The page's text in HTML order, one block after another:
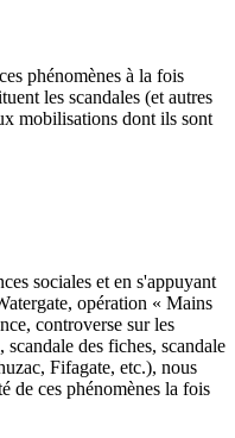
phénomènes à la fois
les scandales (et autres
mobilisations dont ils sont
sociales et en s'appuyant
opération « Mains
controverse sur les
des fiches, scandale
Fifagate, etc.), nous
de ces phénomènes la fois